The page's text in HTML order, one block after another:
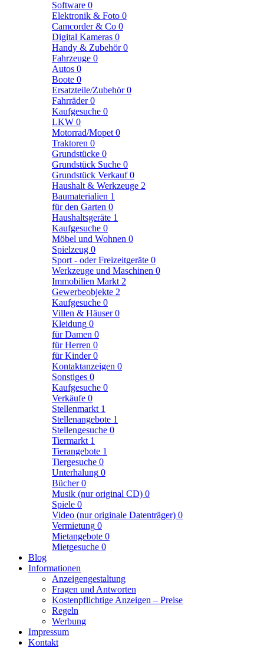
Software 0
Elektronik & Foto 0
Camcorder & Co 0
Digital Kameras 0
Handy & Zubehör0
Fahrzeuge 0
Autos 0
Boote 0
Ersatzteile/Zubehör0
Fahrräder0
Kaufgesuche 0
LKW 0
Motorrad/Mopet 0
Traktoren 0
Grundstücke 0
Grundstück Suche 0
Grundstück Verkauf0
Haushalt & Werkzeuge 2
Baumaterialien 1
für den Garten 0
Haushaltsgeräte 1
Kaufgesuche 0
Möbel und Wohnen 0
Spielzeug 0
Sport - oder Freizeitgeräte 0
Werkzeuge und Maschinen 0
Immobilien Markt 2
Gewerbeobjekte 2
Kaufgesuche 0
Villen & Häuser0
Kleidung 0
für Damen 0
für Herren 0
für Kinder0
Kontaktanzeigen 0
Sonstiges 0
Kaufgesuche 0
Verkäufe 0
Stellenmarkt 1
Stellenangebote 1
Stellengesuche 0
Tiermarkt 1
Tierangebote 1
Tiergesuche 0
Unterhalung 0
Bücher0
Musik (nur original CD) 0
Spiele 0
Video (nur originale Datenträger) 0
Vermietung 0
Mietangebote 0
Mietgesuche 0
Blog
Informationen
Anzeigengestaltung
Fragen und Antworten
Kostenpflichtige Anzeigen – Preise
Regeln
Werbung
Impressum
Kontakt